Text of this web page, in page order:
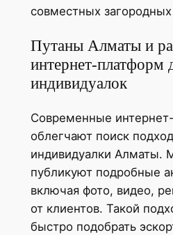
совместных
Путаны Алматы и
интернет-платформ
индивидуалок
Современные
облегчают поиск
индивидуалки Алматы.
публикуют подробные
включая фото, видео,
от клиентов. Такой
быстро подобрать